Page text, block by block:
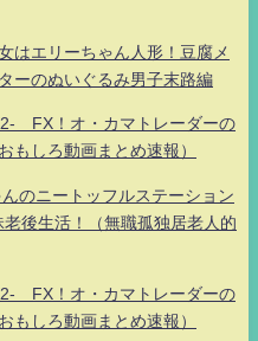
はエリーちゃん人形！豆腐メ
ーのぬいぐるみ男子末路編
FX！オ・カマトレーダーの
しろ動画まとめ速報）
のニートッフルステーション
後生活！（無職孤独居老人的
FX！オ・カマトレーダーの
しろ動画まとめ速報）